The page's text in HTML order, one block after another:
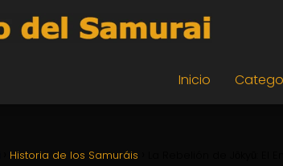
Inicio
Historia de los Samuráis